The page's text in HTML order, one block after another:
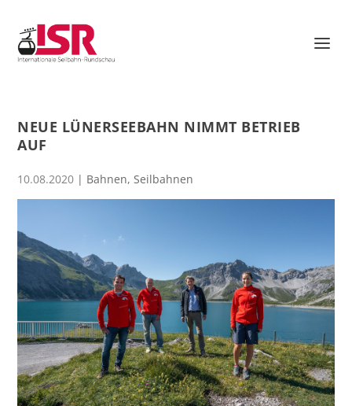
NEUE LÜNERSEEBAHN NIMMT BETRIEB
AUF
10.08.2020 | Bahnen,Seilbahnen